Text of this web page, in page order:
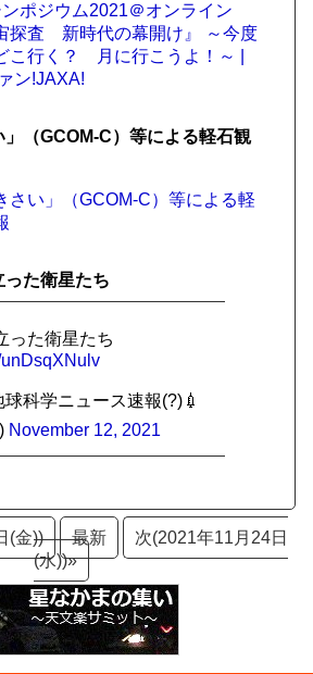
ポジウム2021＠オンライン
探査 新時代の幕開け』 ～今度
こ行く？ 月に行こうよ！～ |
ン!JAXA!
（GCOM-C）等による軽石観
さい」（GCOM-C）等による軽
た衛星たち
った衛星たち
科学ニュース速報(?)💉
November 12, 2021
(金)) 最新
次(2021年11月24日
(水))»